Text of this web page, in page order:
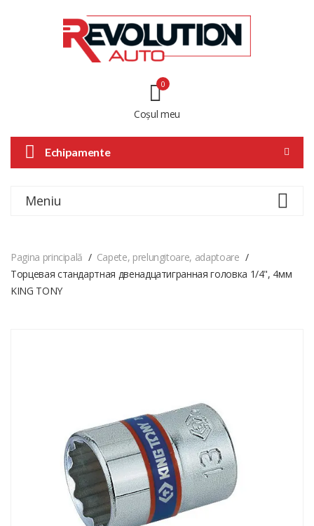
Coșul meu
0
Echipamente
Meniu
Pagina principală
Capete, prelungitoare, adaptoare
Торцевая стандартная двенадцатигранная головка 1/4", 4мм
KING TONY